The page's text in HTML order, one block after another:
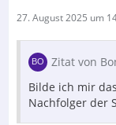
27. August 2025 um
Zitat von
Bilde ich mir
Nachfolger der